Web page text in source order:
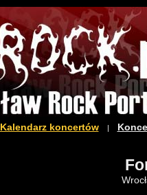
Kalendarz koncertów|